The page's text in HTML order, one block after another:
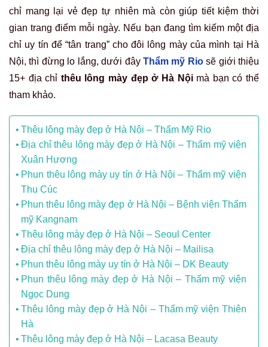
chỉ mang lại vẻ đẹp tự nhiên mà còn giúp tiết kiệm thời
gian trang điểm mỗi ngày. Nếu bạn đang tìm kiếm một địa
chỉ uy tín để “tân trang” cho đôi lông mày của mình tại Hà
Nội, thì đừng lo lắng, dưới đây Thẩm mỹ Riosẽ giới thiệu
15+ địa chỉ thêu lông mày đẹp ở Hà Nộimà bạn có thể
tham khảo.
Thêu lông mày đẹp ở Hà Nội – Thẩm Mỹ Rio
Địa chỉ thêu lông mày đẹp ở Hà Nội – Thẩm mỹ viện
Xuân Hương
Phun thêu lông mày uy tín ở Hà Nội – Thẩm mỹ viện
Thu Cúc
Phun thêu lông mày đẹp ở Hà Nội – Bệnh viện Thẩm
mỹ Kangnam
Thêu lông mày đẹp ở Hà Nội – Seoul Center
Địa chỉ thêu lông mày đẹp ở Hà Nội – Mailisa
Phun thêu lông mày uy tín ở Hà Nội – DK Beauty
Phun thêu lông mày đẹp ở Hà Nội – Thẩm mỹ viện
Ngọc Dung
Thêu lông mày đẹp ở Hà Nội – Thẩm mỹ viện Thiên
Hà
Thêu lông mày đẹp ở Hà Nội – Lacasa Beauty